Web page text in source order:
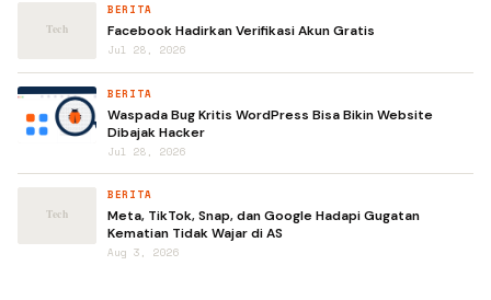
BERITA
Facebook Hadirkan Verifikasi Akun Gratis
Jul 28, 2026
BERITA
Waspada Bug Kritis WordPress Bisa Bikin Website
Dibajak Hacker
Jul 28, 2026
BERITA
Meta, TikTok, Snap, dan Google Hadapi Gugatan
Kematian Tidak Wajar di AS
Aug 3, 2026